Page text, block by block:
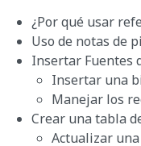
¿Por qué usar
Uso de notas de
Insertar Fuentes
Insertar una
Manejar los
Crear una tabla
Actualizar